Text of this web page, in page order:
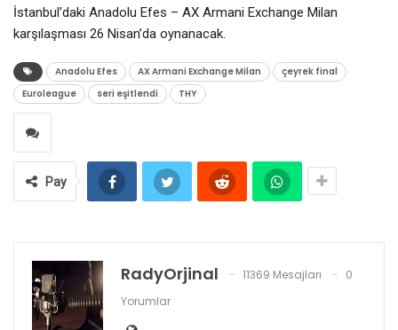
İstanbul’daki Anadolu Efes – AX Armani Exchange Milan
karşılaşması 26 Nisan’da oynanacak.
Anadolu Efes AX Armani Exchange Milan
çeyrek final
Euroleague
seri eşitlendi THY
Pay
RadyOrjinal 11369 Mesajları
0
Yorumlar